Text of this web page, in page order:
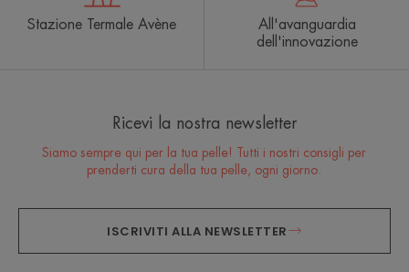
Stazione Termale Avène
All'avanguardia
dell'innovazione
Ricevi la nostra newsletter
Siamo sempre qui per la tua pelle! Tutti i nostri consigli per
prenderti cura della tua pelle, ogni giorno.
ISCRIVITI ALLA NEWSLETTER